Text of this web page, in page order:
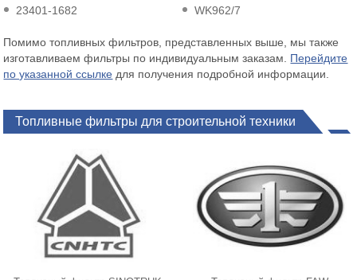
23401-1682
WK962/7
Помимо топливных фильтров, представленных выше, мы также
изготавливаем фильтры по индивидуальным заказам. Перейдите
по указанной ссылке для получения подробной информации.
Топливные фильтры для строительной техники